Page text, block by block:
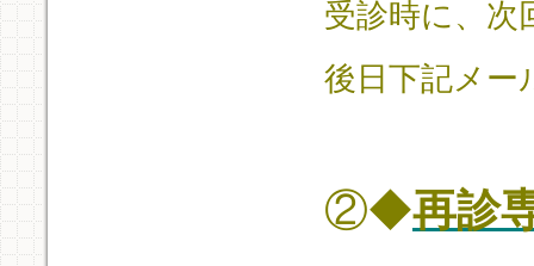
受診時に、次
後日下記メー
②◆再診